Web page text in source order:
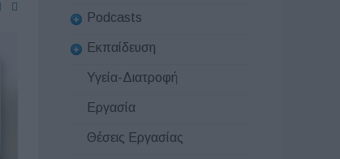
Podcasts
Εκπαίδευση
Υγεία-Διατροφή
Εργασία
Θέσεις Εργασίας